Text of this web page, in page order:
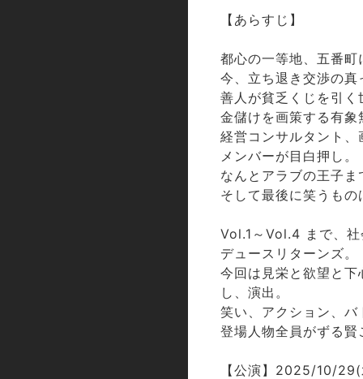
【あらすじ】
都心の一等地、五番
今、立ち退き交渉の真
善人が貧乏くじを引
金儲けを画策する有
経営コンサルタント
メンバーが目白押し。
なんとアラブの王子
そして最後に笑うもの
Vol.1～Vol.4 まで、社
デュースリターンズ。
今回は見栄と欲望と
し、演出。
笑い、アクション、
登場人物全員がずる
【公演】2025/10/